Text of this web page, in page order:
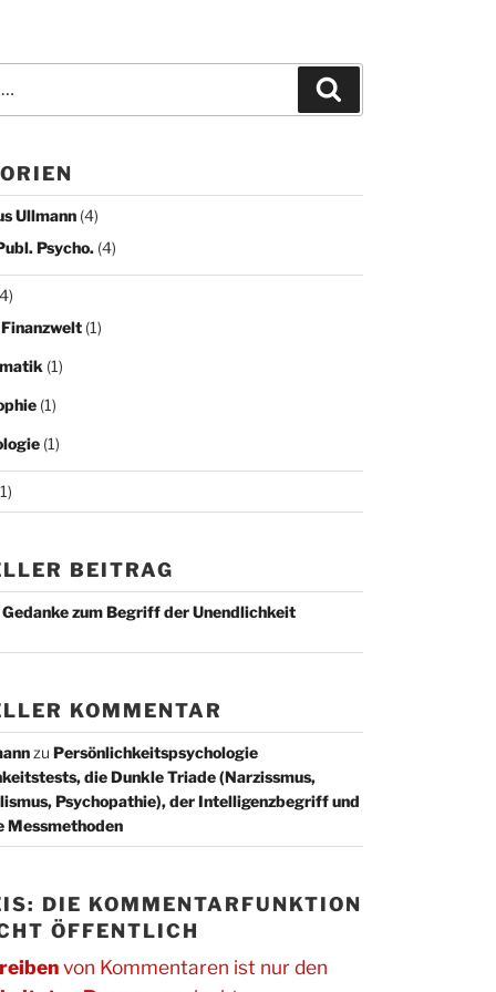
Ullmann(4)
Psycho.(4)
(1)
(1)
(1)
(1)
BEITRAG
zum Begriff der Unendlichkeit
KOMMENTAR
zu Persönlichkeitspsychologie
die Dunkle Triade (Narzissmus,
Psychopathie), der Intelligenzbegriff und
Messmethoden
DIE KOMMENTARFUNKTION
ÖFFENTLICH
von Kommentaren ist nur den